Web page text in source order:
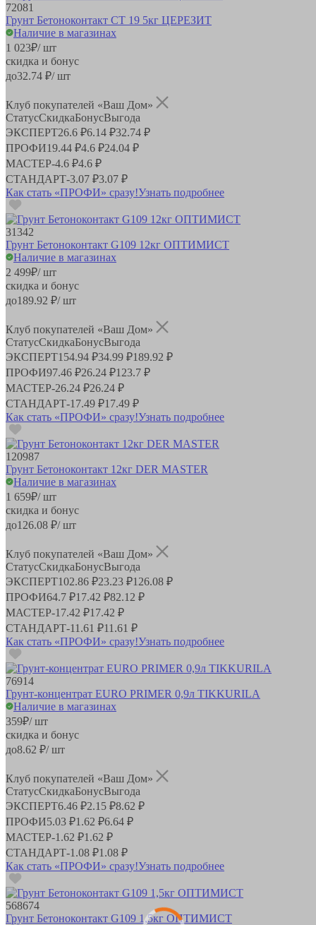
72081
Грунт Бетоноконтакт CT 19 5кг ЦЕРЕЗИТ
Наличие в магазинах
1 023₽/ шт
скидка и бонус
до32.74 ₽/ шт
Клуб покупателей «Ваш Дом»
СтатусСкидкаБонусВыгода
ЭКСПЕРТ26.6 ₽6.14 ₽32.74 ₽
ПРОФИ19.44 ₽4.6 ₽24.04 ₽
МАСТЕР-4.6 ₽4.6 ₽
СТАНДАРТ-3.07 ₽3.07 ₽
Как стать «ПРОФИ» сразу!Узнать подробнее
31342
Грунт Бетоноконтакт G109 12кг ОПТИМИСТ
Наличие в магазинах
2 499₽/ шт
скидка и бонус
до189.92 ₽/ шт
Клуб покупателей «Ваш Дом»
СтатусСкидкаБонусВыгода
ЭКСПЕРТ154.94 ₽34.99 ₽189.92 ₽
ПРОФИ97.46 ₽26.24 ₽123.7 ₽
МАСТЕР-26.24 ₽26.24 ₽
СТАНДАРТ-17.49 ₽17.49 ₽
Как стать «ПРОФИ» сразу!Узнать подробнее
120987
Грунт Бетоноконтакт 12кг DER MASTER
Наличие в магазинах
1 659₽/ шт
скидка и бонус
до126.08 ₽/ шт
Клуб покупателей «Ваш Дом»
СтатусСкидкаБонусВыгода
ЭКСПЕРТ102.86 ₽23.23 ₽126.08 ₽
ПРОФИ64.7 ₽17.42 ₽82.12 ₽
МАСТЕР-17.42 ₽17.42 ₽
СТАНДАРТ-11.61 ₽11.61 ₽
Как стать «ПРОФИ» сразу!Узнать подробнее
76914
Грунт-концентрат EURO PRIMER 0,9л TIKKURILA
Наличие в магазинах
359₽/ шт
скидка и бонус
до8.62 ₽/ шт
Клуб покупателей «Ваш Дом»
СтатусСкидкаБонусВыгода
ЭКСПЕРТ6.46 ₽2.15 ₽8.62 ₽
ПРОФИ5.03 ₽1.62 ₽6.64 ₽
МАСТЕР-1.62 ₽1.62 ₽
СТАНДАРТ-1.08 ₽1.08 ₽
Как стать «ПРОФИ» сразу!Узнать подробнее
568674
Грунт Бетоноконтакт G109 1,5кг ОПТИМИСТ